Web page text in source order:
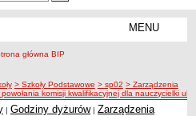
MENU
> Szkoły Podstawowe > sp02 > Zarządzenia
komisji kwalifikacyjnej dla nauczycielki
| Godziny dyżurów| Zarządzenia